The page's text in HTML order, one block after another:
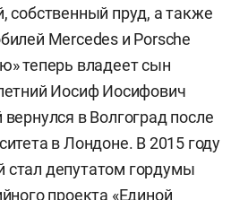
собственный пруд, а также
Mercedes и Porsche
теперь владеет сын
Иосиф Иосифович
в Волгоград после
в Лондоне. В 2015 году
депутатом гордумы
проекта «Единой